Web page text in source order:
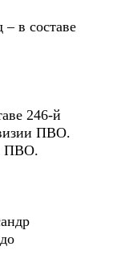
– в составе
246-й
ПВО.
ПВО.